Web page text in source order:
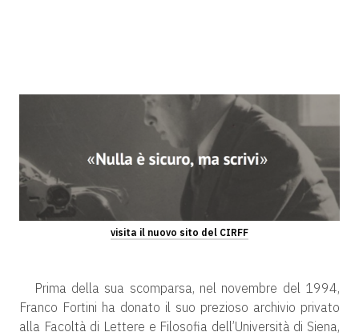
visita il nuovo sito del CIRFF
Prima della sua scomparsa, nel novembre del 1994,
Franco Fortini ha donato il suo prezioso archivio privato
alla Facoltà di Lettere e Filosofia dell’Università di Siena,